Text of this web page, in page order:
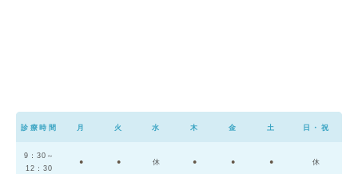
診療時間 月 火 水 木 金 土 日・祝
9：30～
12：30
● ● 休 ● ● ● 休